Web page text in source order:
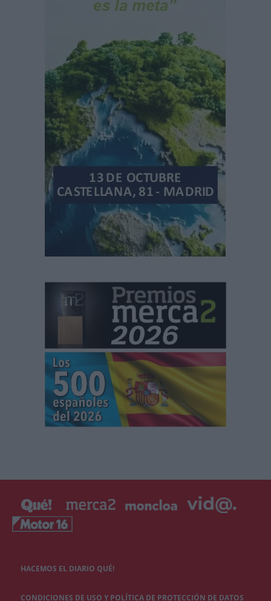
HACEMOS EL DIARIO QUÉ!
CONDICIONES DE USO Y POLÍTICA DE PROTECCIÓN DE DATOS